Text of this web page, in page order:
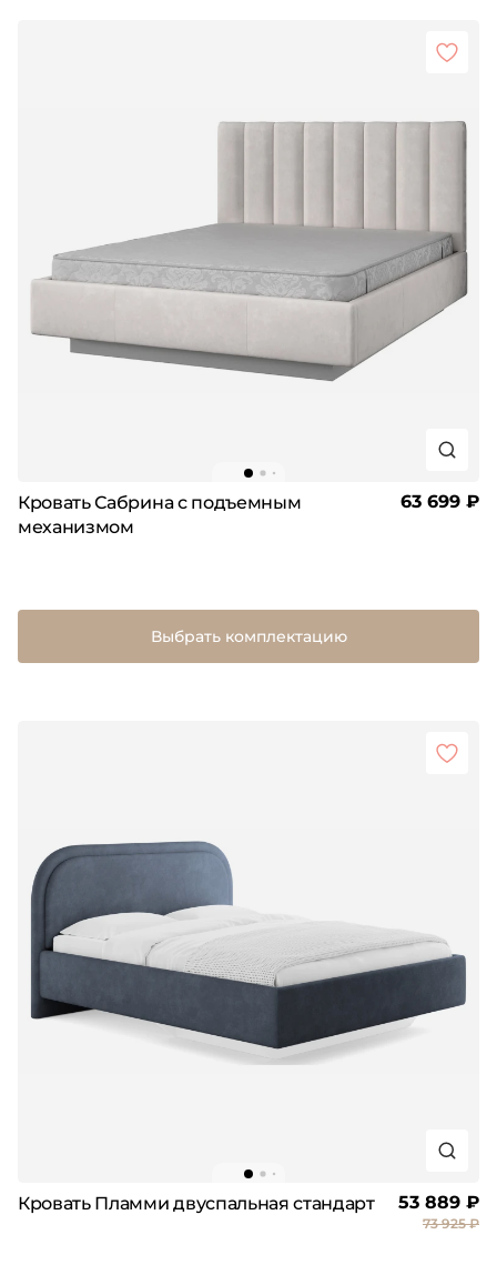
Кровать Сабрина с подъемным
механизмом
63 699 ₽
Выбрать комплектацию
Кровать Пламми двуспальная стандарт 53 889 ₽
73 925 ₽